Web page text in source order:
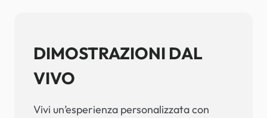
DIMOSTRAZIONI DAL
VIVO
Vivi un’esperienza personalizzata con